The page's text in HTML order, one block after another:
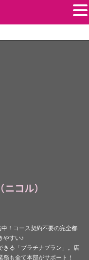
コル）
！コース契約不要の完全都
やすい♪
きる「プラチナプラン」。店
も全て本部がサポート！